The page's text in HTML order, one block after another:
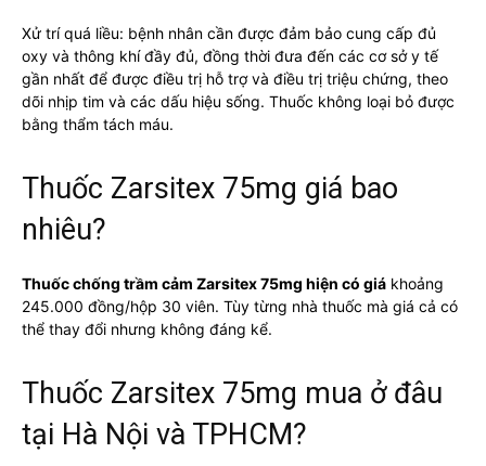
Xử trí quá liều: bệnh nhân cần được đảm bảo cung cấp đủ
oxy và thông khí đầy đủ, đồng thời đưa đến các cơ sở y tế
gần nhất để được điều trị hỗ trợ và điều trị triệu chứng, theo
dõi nhịp tim và các dấu hiệu sống. Thuốc không loại bỏ được
bằng thẩm tách máu.
Thuốc Zarsitex 75mg giá bao
nhiêu?
Thuốc chống trầm cảm Zarsitex 75mg hiện có giá khoảng
245.000 đồng/hộp 30 viên. Tùy từng nhà thuốc mà giá cả có
thể thay đổi nhưng không đáng kể.
Thuốc Zarsitex 75mg mua ở đâu
tại Hà Nội và TPHCM?